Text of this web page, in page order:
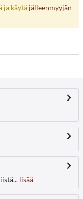
ja käytä jälleenmyyjän
lisää